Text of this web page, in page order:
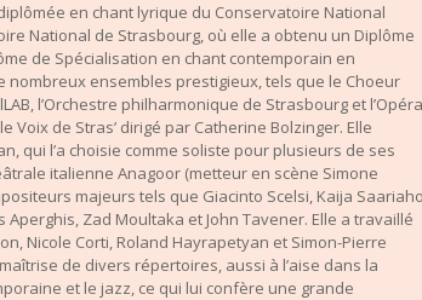
en chant lyrique du Conservatoire National
National de Strasbourg, où elle a obtenu un Diplôme
de Spécialisation en chant contemporain en
nombreux ensembles prestigieux, tels que le Choeur
l’Orchestre philharmonique de Strasbourg et l’Opéra
Voix de Stras’ dirigé par Catherine Bolzinger. Elle
qui l’a choisie comme soliste pour plusieurs de ses
italienne Anagoor (metteur en scène Simone
majeurs tels que Giacinto Scelsi, Kaija
Zad Moultaka et John Tavener. Elle a travaillé
Nicole Corti, Roland Hayrapetyan et Simon-Pierre
de divers répertoires, aussi à l’aise dans la
et le jazz, ce qui lui confère une grande